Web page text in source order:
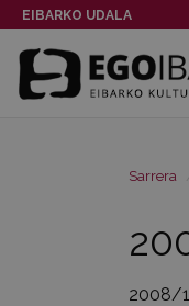
EIBARKO UDALA
Sarrera
2008/